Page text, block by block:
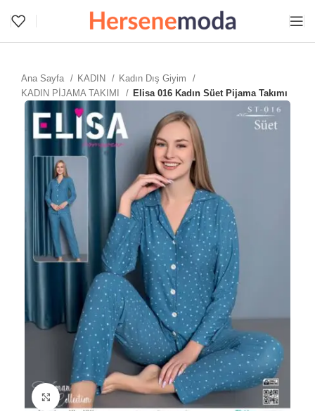
Ana Sayfa KADIN
Kadın Dış Giyim
KADIN PİJAMA TAKIMI
Elisa 016 Kadın Süet Pijama Takımı
Büyütmek için tıklayın